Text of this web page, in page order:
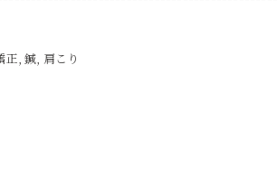
正 鍼 肩こり